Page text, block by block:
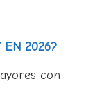
EN 2026?
con